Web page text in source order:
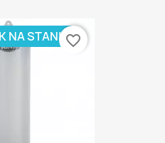
NA STANIEfavorite_border